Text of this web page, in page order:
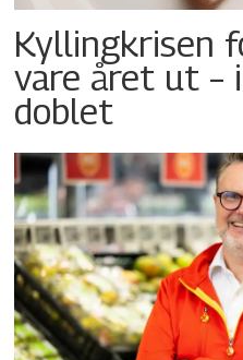
Kyllingkrisen
vare året ut –
doblet